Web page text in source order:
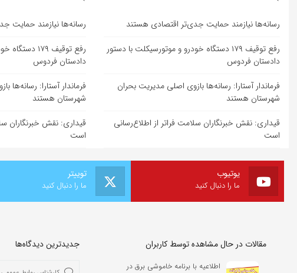
رسانه‌ها نیازمند حمایت جدی‌تر اقتصادی هستند
رفع توقیف ۱۷۹ دستگاه خودرو و موتورسیکلت با دستور
دادستان فردوس
فرماندار آستارا: رسانه‌ها بازوی اصلی مدیریت بحران
شهرستان هستند
قیداری: نقش خبرنگاران سلامت فراتر از اطلاع‌رسانی
است
رسانه‌ها نیازمند حمایت
رفع توقیف
دادستان فردوس
فرماندار آستارا:
شهرستان هستند
قیداری: نقش خبرنگاران
است
توییتر
ما را دنبال کنید
یوتیوب
ما را دنبال کنید
مقالات در حال مشاهده توسط کاربران
اطلاعیه با برنامه خاموشی برق در
جدیدترین دیدگاه‌‌ها